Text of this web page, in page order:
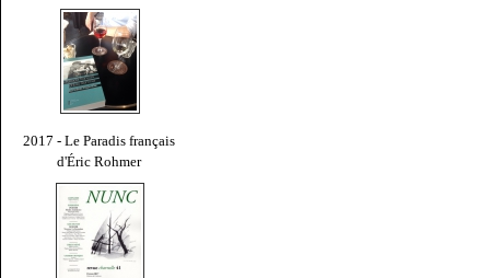
2017 - Le Paradis français
d'Éric Rohmer